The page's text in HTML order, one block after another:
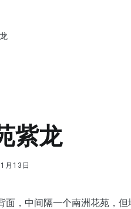
紫龙
月13日
面，中间隔一个南洲花苑，